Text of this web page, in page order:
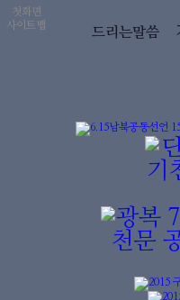
드리는말씀
첫화면
사이트맵